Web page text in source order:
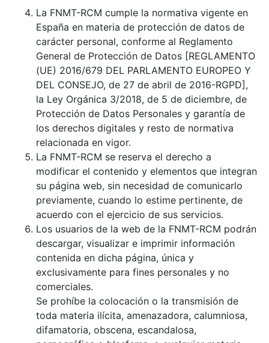
La FNMT-RCM cumple la normativa vigente en
España en materia de protección de datos de
carácter personal, conforme al Reglamento
General de Protección de Datos [REGLAMENTO
(UE) 2016/679 DEL PARLAMENTO EUROPEO Y
DEL CONSEJO, de 27 de abril de 2016-RGPD],
la Ley Orgánica 3/2018, de 5 de diciembre, de
Protección de Datos Personales y garantía de
los derechos digitales y resto de normativa
relacionada en vigor.
La FNMT-RCM se reserva el derecho a
modificar el contenido y elementos que integran
su página web, sin necesidad de comunicarlo
previamente, cuando lo estime pertinente, de
acuerdo con el ejercicio de sus servicios.
Los usuarios de la web de la FNMT-RCM podrán
descargar, visualizar e imprimir información
contenida en dicha página, única y
exclusivamente para fines personales y no
comerciales.
Se prohíbe la colocación o la transmisión de
toda materia ilícita, amenazadora, calumniosa,
difamatoria, obscena, escandalosa,